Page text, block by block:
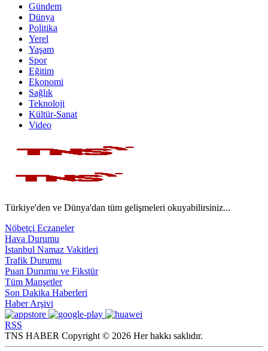
Gündem
Dünya
Politika
Yerel
Yaşam
Spor
Eğitim
Ekonomi
Sağlık
Teknoloji
Kültür-Sanat
Video
Türkiye'den ve Dünya'dan tüm gelişmeleri okuyabilirsiniz...
Nöbetçi Eczaneler
Hava Durumu
İstanbul Namaz Vakitleri
Trafik Durumu
Puan Durumu ve Fikstür
Tüm Manşetler
Son Dakika Haberleri
Haber Arşivi
RSS
TNS HABER Copyright © 2026 Her hakkı saklıdır.